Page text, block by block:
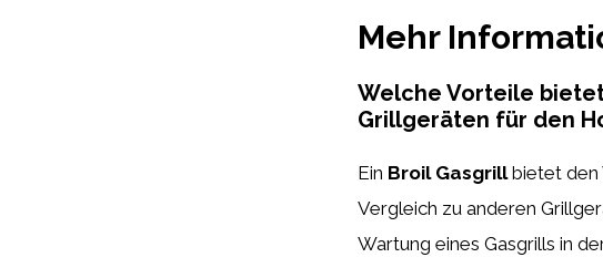
Mehr
Welche Vorteile
Grillgeräten für den
Ein Broil Gasgrillbietet den
Vergleich zu anderen
Wartung eines Gasgrills in